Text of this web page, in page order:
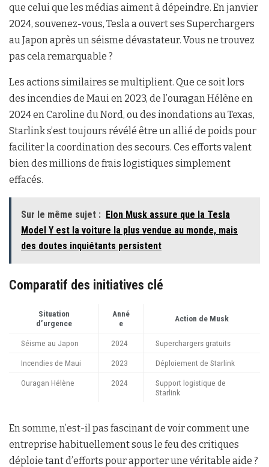
que celui que les médias aiment à dépeindre. En janvier
2024, souvenez-vous, Tesla a ouvert ses Superchargers
au Japon après un séisme dévastateur. Vous ne trouvez
pas cela remarquable ?
Les actions similaires se multiplient. Que ce soit lors
des incendies de Maui en 2023, de l’ouragan Hélène en
2024 en Caroline du Nord, ou des inondations au Texas,
Starlink s’est toujours révélé être un allié de poids pour
faciliter la coordination des secours. Ces efforts valent
bien des millions de frais logistiques simplement
effacés.
Sur le même sujet : Elon Musk assure que la Tesla
Model Y est la voiture la plus vendue au monde, mais
des doutes inquiétants persistent
Comparatif des initiatives clé
Situation
d’urgence
Anné
e
Action de Musk
Séisme au Japon 2024 Superchargers gratuits
Incendies de Maui 2023 Déploiement de Starlink
Ouragan Hélène 2024
Support logistique de
Starlink
En somme, n’est-il pas fascinant de voir comment une
entreprise habituellement sous le feu des critiques
déploie tant d’efforts pour apporter une véritable aide ?